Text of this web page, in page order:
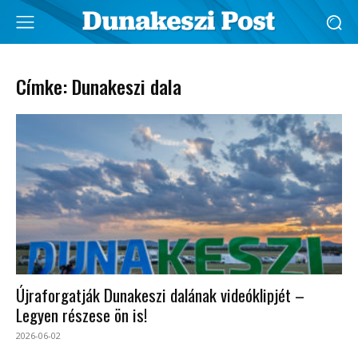
Címke: Dunakeszi dala
Újraforgatják Dunakeszi dalának videóklipjét –
Legyen részese ön is!
2026-06-02